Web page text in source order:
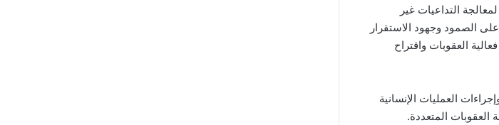
التداعيات غير
الصمود وجهود الاستقرار
العقوبات واقتراح
العمليات الإنسانية
المتعددة.